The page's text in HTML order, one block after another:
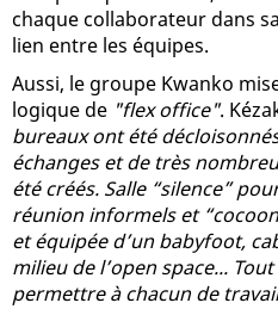
chaque collaborateur dans
lien entre les équipes.
Aussi, le groupe Kwanko
logique de "flex office".
bureaux ont été
échanges et de très
été créés. Salle “silence”
réunion informels et
et équipée d’un babyfoot,
milieu de l’open space...
permettre à chacun de